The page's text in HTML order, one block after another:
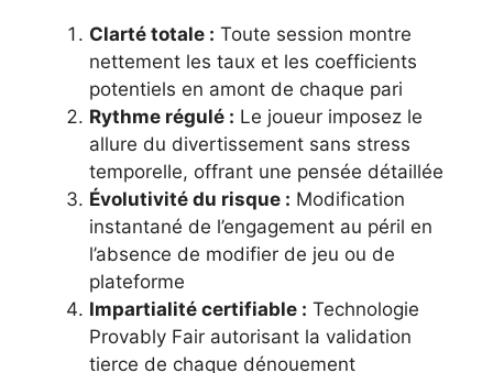
Clarté totale : Toute session montre
nettement les taux et les coefficients
potentiels en amont de chaque pari
Rythme régulé : Le joueur imposez le
allure du divertissement sans stress
temporelle, offrant une pensée détaillée
Évolutivité du risque : Modification
instantané de l’engagement au péril en
l’absence de modifier de jeu ou de
plateforme
Impartialité certifiable : Technologie
Provably Fair autorisant la validation
tierce de chaque dénouement